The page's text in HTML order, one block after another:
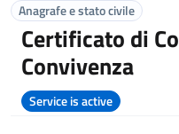
Anagrafe e stato civile
Certificato di
Convivenza
Service is active